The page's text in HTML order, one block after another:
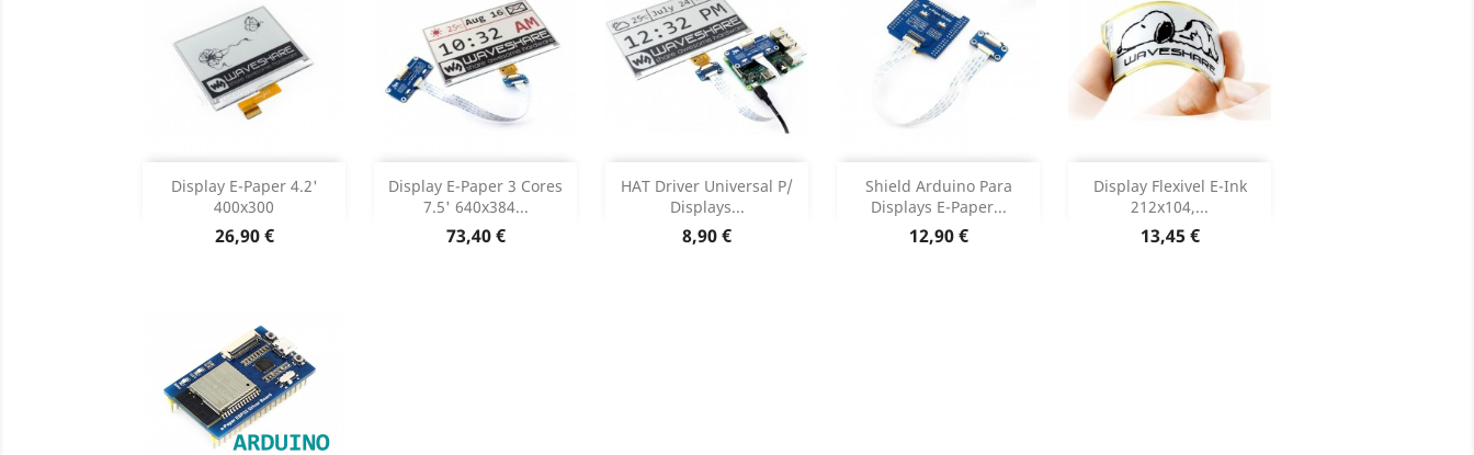
Display E-Paper 4.2'
400x300
Preço
26,90 €
Adicionar 
Dados do produto
Display E-Paper 3 Cores
7.5' 640x384...
Preço
73,40 €
Adicionar 
Dados do produto
HAT Driver Universal P/
Displays...
Preço
8,90 €
Adicionar 
Dados do produto
Shield Arduino Para
Displays E-Paper...
Preço
12,90 €
Adicionar 
Dados do produto
Display Flexivel E-Ink
212x104,...
Preço
13,45 €
Adicionar 
Dados do produto